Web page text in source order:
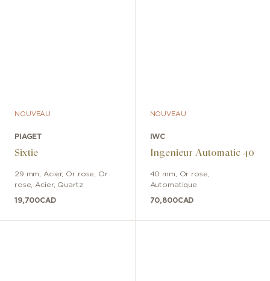
NOUVEAU
PIAGET
Sixtie
29 mm Acier, Or rose
Or
rose, Acier, Quartz
19,700CAD
NOUVEAU
IWC
Ingenieur Automatic 40
40 mm Or rose
Automatique
70,800CAD